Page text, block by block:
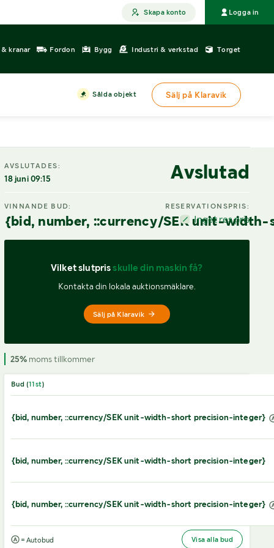
Skapa konto Logga in
kranar Fordon Bygg Industri & verkstad Torget
Sålda objekt Sälj på Klaravik
AVSLUTADES:
18 juni 09:15 Avslutad
VINNANDE BUD:
{bid, number, ::currency/SEK unit-
RESERVATIONSPRIS:
Inget res.pris
Vilket slutpris skulle din maskin få?
Kontakta din lokala auktionsmäklare.
Sälj på Klaravik
25%moms tillkommer
Bud (11st)
{bid, number, ::currency/SEK unit-width-short precision-integer}
{bid, number, ::currency/SEK unit-width-short precision-integer}
{bid, number, ::currency/SEK unit-width-short precision-integer}
= Autobud Visa alla bud